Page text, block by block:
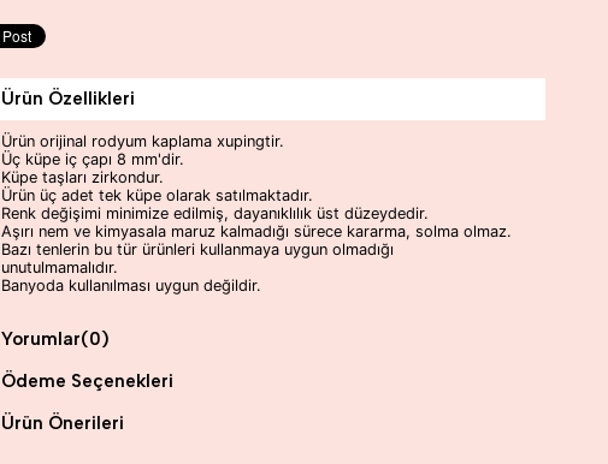
Ürün Özellikleri
Ürün orijinal rodyum kaplama xupingtir.
Üç küpe iç çapı 8 mm'dir.
Küpe taşları zirkondur.
Ürün üç adet tek küpe olarak satılmaktadır.
Renk değişimi minimize edilmiş, dayanıklılık üst düzeydedir.
Aşırı nem ve kimyasala maruz kalmadığı sürece kararma, solma olmaz.
Bazı tenlerin bu tür ürünleri kullanmaya uygun olmadığı
unutulmamalıdır.
Banyoda kullanılması uygun değildir.
Yorumlar(0)
Ödeme Seçenekleri
Ürün Önerileri